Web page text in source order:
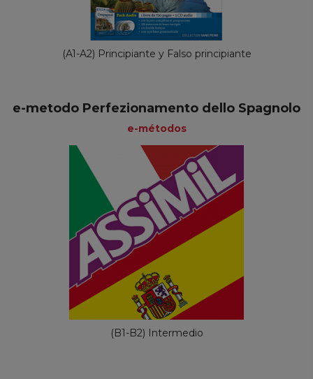
(A1-A2) Principiante y Falso principiante
e-metodo Perfezionamento dello Spagnolo
e-métodos
(B1-B2) Intermedio